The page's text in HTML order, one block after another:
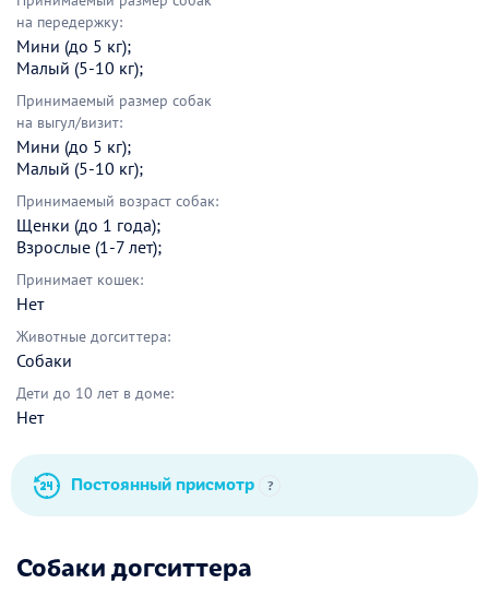
на передержку:
Мини (до 5 кг);
Малый (5-10 кг);
Принимаемый размер собак
на выгул/визит:
Мини (до 5 кг);
Малый (5-10 кг);
Принимаемый возраст собак:
Щенки (до 1 года);
Взрослые (1-7 лет);
Принимает кошек:
Нет
Животные догситтера:
Собаки
Дети до 10 лет в доме:
Нет
Постоянный присмотр ?
Собаки догситтера